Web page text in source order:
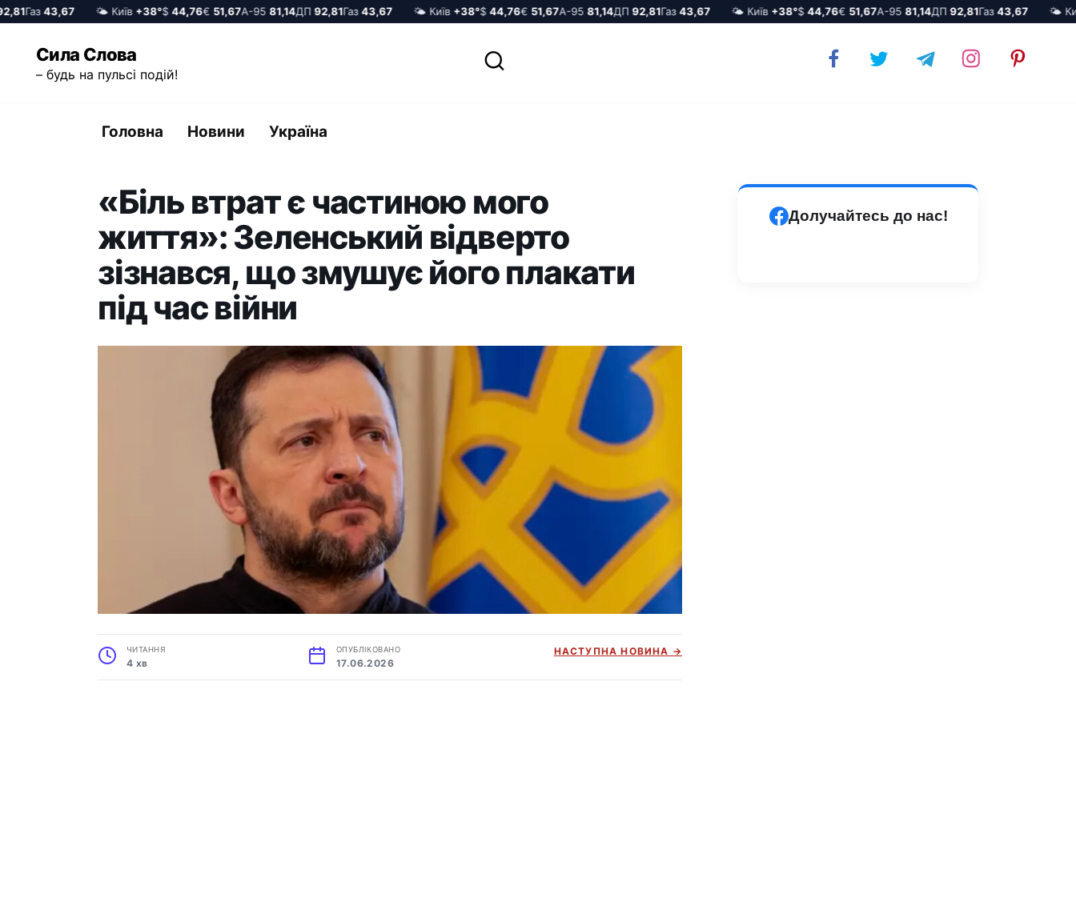
Газ43,67 🌤️ Київ+38°$44,76€51,67А-9581,14ДП92,81Газ43,67 🌤️ Київ+38°$44,76€51,67А-9581,14ДП92,81Газ43,67 🌤️ Київ+38°$44,76€51,67А-9581,14ДП92,81Газ43,67 🌤️ Київ
вмісту
Сила Слова
– будь на пульсі подій!
Головна Новини Україна
«Біль втрат є частиною мого
життя»: Зеленський відверто
зізнався, що змушує його плакати
під час війни
ЧИТАННЯ
4 хв
ОПУБЛІКОВАНО
17.06.2026
НАСТУПНА НОВИНА →
Долучайтесь до нас!